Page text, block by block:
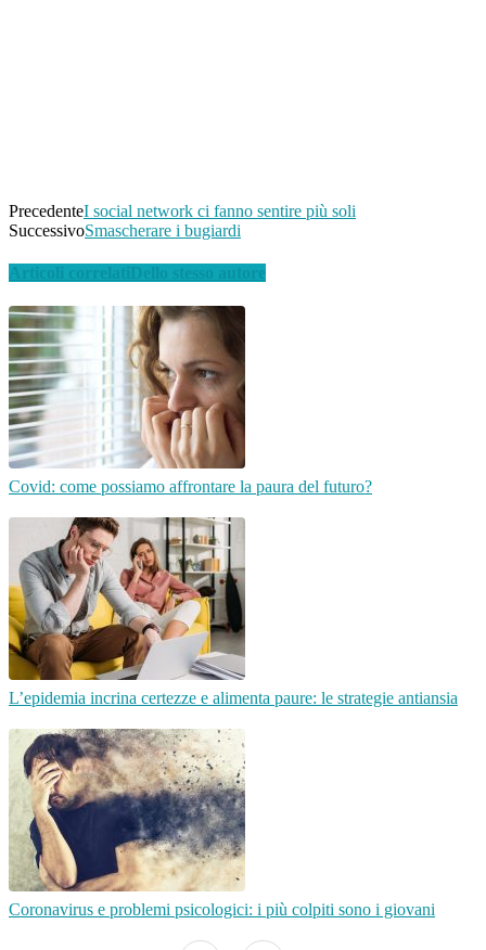
PrecedenteI social network ci fanno sentire più soli
SuccessivoSmascherare i bugiardi
Covid: come possiamo affrontare la paura del futuro?
L’epidemia incrina certezze e alimenta paure: le strategie antiansia
Coronavirus e problemi psicologici: i più colpiti sono i giovani